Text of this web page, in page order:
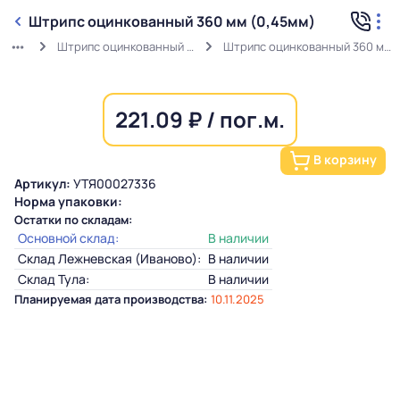
Штрипс оцинкованный 360 мм (0,45мм)
Штрипс оцинкованный (0,45мм) Штрипс оцинкованный 360 мм (0,45мм)
221.09 ₽ / пог.м.
В корзину
Артикул: УТЯ00027336
Норма упаковки:
Остатки по складам:
Основной склад:
В наличии
Склад Лежневская (Иваново): В наличии
Склад Тула:
В наличии
Планируемая дата производства: 10.11.2025